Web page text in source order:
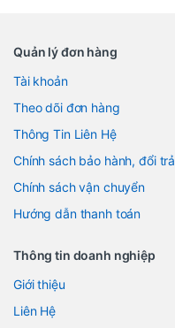
Quản lý đơn hàng
Tài khoản
Theo dõi đơn hàng
Thông Tin Liên Hệ
Chính sách bảo hành, đổi trả
Chính sách vận chuyển
Hướng dẫn thanh toán
Thông tin doanh nghiệp
Giới thiệu
Liên Hệ